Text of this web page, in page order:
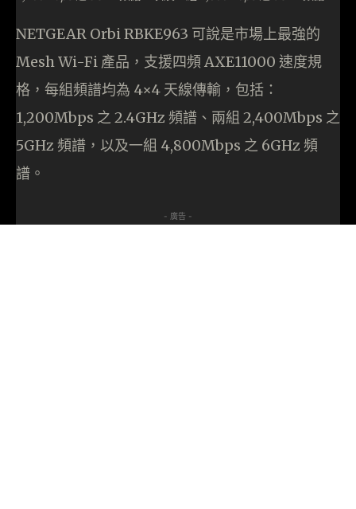
NETGEAR Orbi RBKE963 可說是市場上最強的
Mesh Wi-Fi 產品，支援四頻 AXE11000 速度規
格，每組頻譜均為 4×4 天線傳輸，包括：
1,200Mbps 之 2.4GHz 頻譜、兩組 2,400Mbps 之
5GHz 頻譜，以及一組 4,800Mbps 之 6GHz 頻
譜。
- 廣告 -